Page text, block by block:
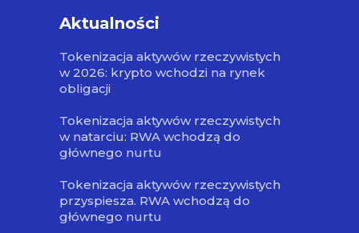
Aktualności
Tokenizacja aktywów rzeczywistych
w 2026: krypto wchodzi na rynek
obligacji
Tokenizacja aktywów rzeczywistych
w natarciu: RWA wchodzą do
głównego nurtu
Tokenizacja aktywów rzeczywistych
przyspiesza. RWA wchodzą do
głównego nurtu